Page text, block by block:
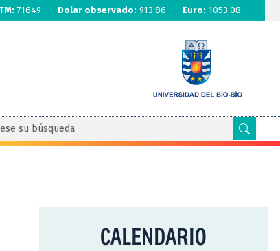
71649 Dolar observado: 913.86 Euro: 1053.08
CALENDARIO